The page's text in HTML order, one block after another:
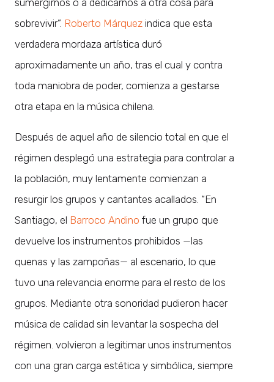
sobrevivir”. Roberto Márquez indica que esta
verdadera mordaza artística duró
aproximadamente un año, tras el cual y contra
toda maniobra de poder, comienza a gestarse
otra etapa en la música chilena.
Después de aquel año de silencio total en que el
régimen desplegó una estrategia para controlar a
la población, muy lentamente comienzan a
resurgir los grupos y cantantes acallados. “En
Santiago, el Barroco Andino fue un grupo que
devuelve los instrumentos prohibidos —las
quenas y las zampoñas— al escenario, lo que
tuvo una relevancia enorme para el resto de los
grupos. Mediante otra sonoridad pudieron hacer
música de calidad sin levantar la sospecha del
régimen. volvieron a legitimar unos instrumentos
con una gran carga estética y simbólica, siempre